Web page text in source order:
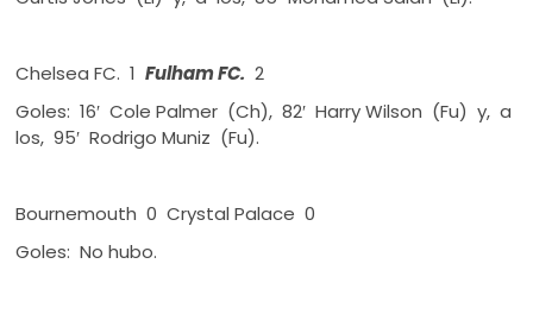
Chelsea FC. 1Fulham FC. 2
Goles: 16′ Cole Palmer (Ch), 82′ Harry Wilson (Fu) y, a
los, 95′ Rodrigo Muniz (Fu).
Bournemouth 0 Crystal Palace 0
Goles: No hubo.